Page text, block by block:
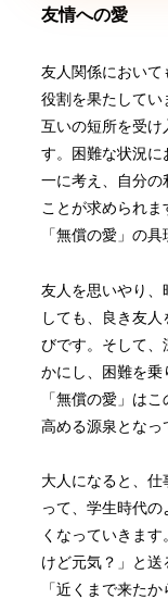
友情への愛
友人関係において
役割を果たしてい
互いの短所を受け
す。困難な状況に
一に考え、自分の
ことが求められま
「無償の愛」の具
友人を思いやり、
しても、良き友
びです。そして、
かにし、困難を乗
「無償の愛」は
高める源泉となっ
大人になると、仕
って、学生時代
くなっていきま
けど元気？」と送
「近くまで来た